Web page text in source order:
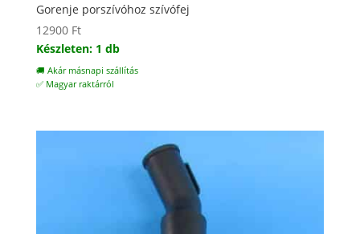
Gorenje porszívóhoz szívófej
12900 Ft
Készleten: 1 db
🚚 Akár másnapi szállítás
✅ Magyar raktárról